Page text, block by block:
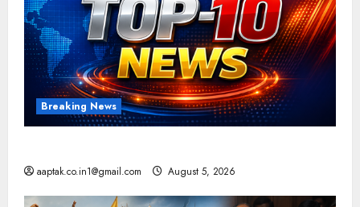
Breaking News
aaptak.co.in1@gmail.com August 5, 2026